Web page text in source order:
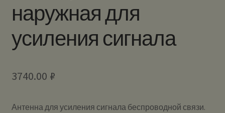
наружная для
усиления сигнала
3740.00 ₽
Антенна для усиления сигнала беспроводной связи.